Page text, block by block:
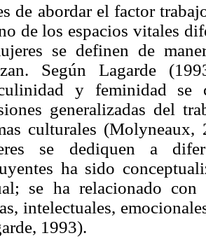
de abordar el factor
de los espacios vitales
se definen de
Según Lagarde
y feminidad
generalizadas del
culturales
se dediquen a
ha sido
se ha relacionado
intelectuales,
1993).